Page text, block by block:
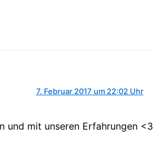
7. Februar 2017 um 22:02 Uhr
und mit unseren Erfahrungen <3